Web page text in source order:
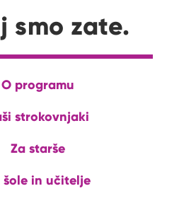
smo zate.
O programu
strokovnjaki
Za starše
šole in učitelje